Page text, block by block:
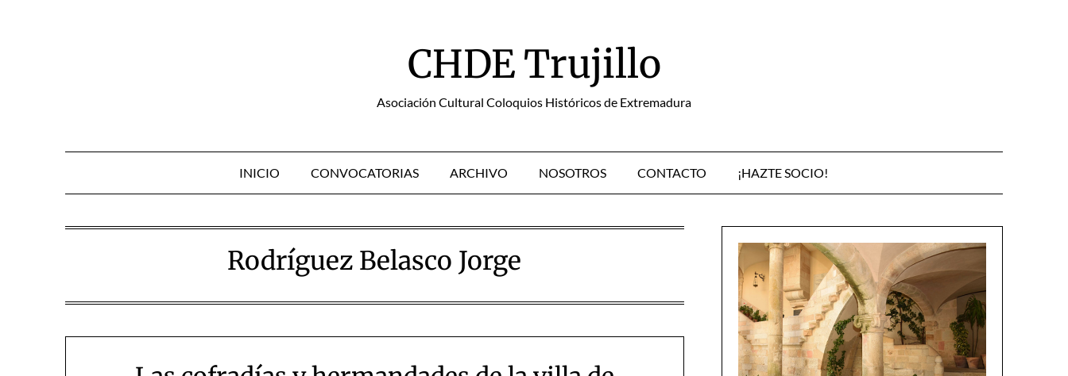
CHDE Trujillo
Asociación Cultural Coloquios Históricos de Extremadura
INICIO CONVOCATORIAS ARCHIVO NOSOTROS CONTACTO ¡HAZTE SOCIO!
Rodríguez Belasco Jorge